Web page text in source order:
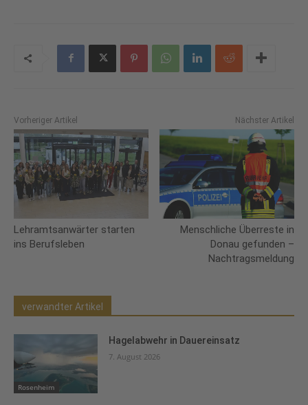
Vorheriger Artikel
Lehramtsanwärter starten
ins Berufsleben
Nächster Artikel
Menschliche Überreste in
Donau gefunden –
Nachtragsmeldung
verwandter Artikel
Rosenheim
Hagelabwehr in Dauereinsatz
7. August 2026